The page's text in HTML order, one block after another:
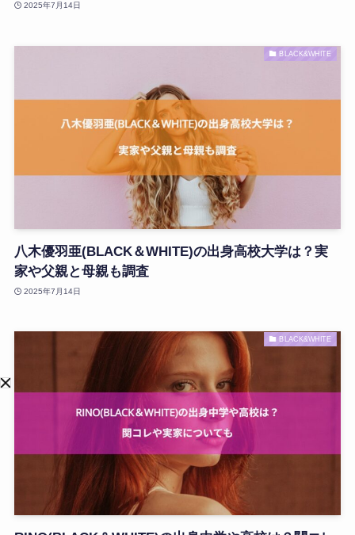
2025年7月14日
BLACK&WHITE
八木優羽亜(BLACK＆WHITE)の出身高校大学は？実
家や父親と母親も調査
2025年7月14日
BLACK&WHITE